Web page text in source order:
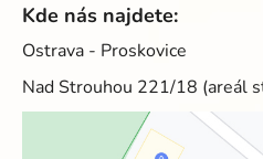
Kde nás najdete:
Ostrava - Proskovice
Nad Strouhou 221/18 (areál